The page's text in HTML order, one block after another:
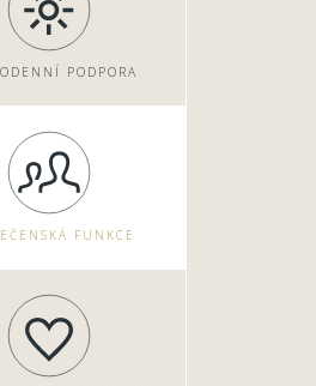
PODPORA
FUNKCE